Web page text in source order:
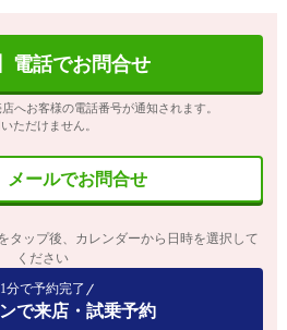
電話でお問合せ
へお客様の電話番号が通知されます。
ただけません。
メールでお問合せ
タップ後、カレンダーから日時を選択して
ください
1分で予約完了
で来店・試乗予約